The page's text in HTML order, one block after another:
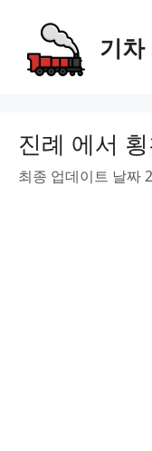
content
기차
진례 에서
최종 업데이트 날짜